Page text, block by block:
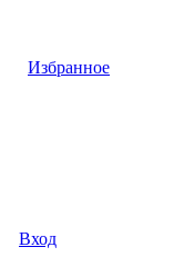
Избранное
Вход